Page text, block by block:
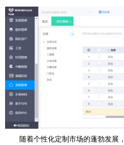
随着个性化定制市场的蓬勃发展